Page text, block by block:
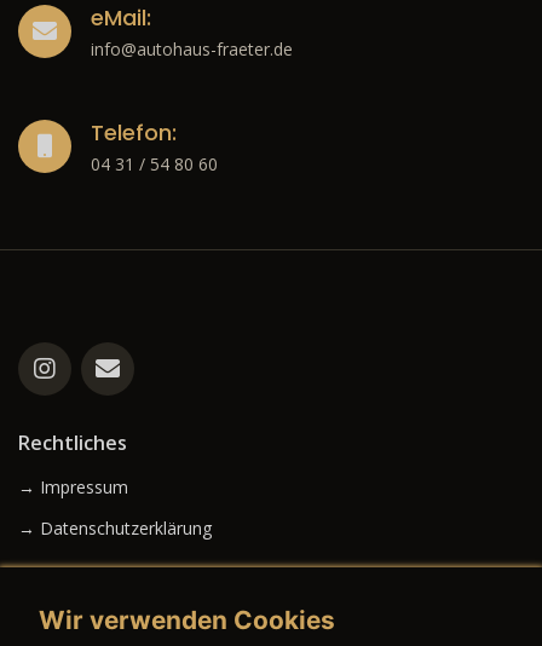
eMail:
info@autohaus-fraeter.de
Telefon:
04 31 / 54 80 60
Rechtliches
→ Impressum
→ Datenschutzerklärung
Wir verwenden Cookies